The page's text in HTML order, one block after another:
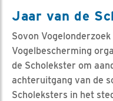
Jaar van de
Sovon
Vogelbescherming
de Scholekster om
achteruitgang van de
Scholeksters in het